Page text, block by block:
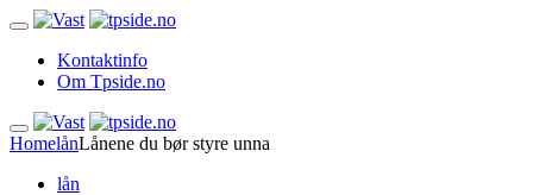
Kontaktinfo
Om Tpside.no
HomelånLånene du bør styre unna
lån